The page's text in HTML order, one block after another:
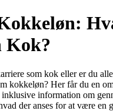
Kok?
som kok eller er du
kokkeløn? Her får du en
information om
der anses for at være en